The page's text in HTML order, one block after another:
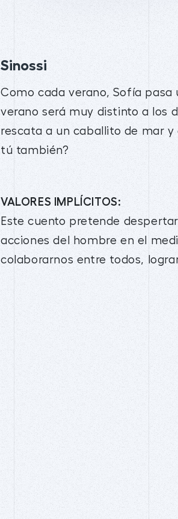
Sinossi
Como cada verano, Sofía pasa
verano será muy distinto a los
rescata a un caballito de mar y
tú también?
VALORES IMPLÍCITOS:
Este cuento pretende
acciones del hombre en el
colaborarnos entre todos,